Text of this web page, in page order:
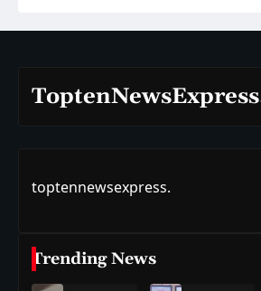
toptennewsexpress.
Trending News